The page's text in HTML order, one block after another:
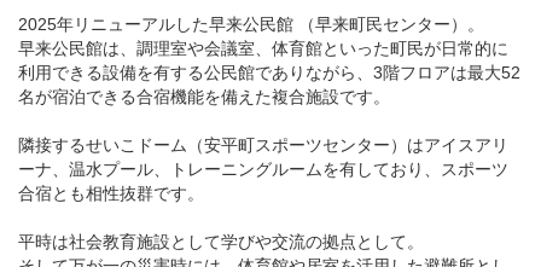
2025年リニューアルした早来公民館 （早来町民センター）。
早来公民館は、調理室や会議室、体育館といった町民が日常的に
利用できる設備を有する公民館でありながら、3階フロアは最大52
名が宿泊できる合宿機能を備えた複合施設です。
隣接するせいこドーム（安平町スポーツセンター）はアイスアリ
ーナ、温水プール、トレーニングルームを有しており、スポーツ
合宿とも相性抜群です。
平時は社会教育施設として学びや交流の拠点として。